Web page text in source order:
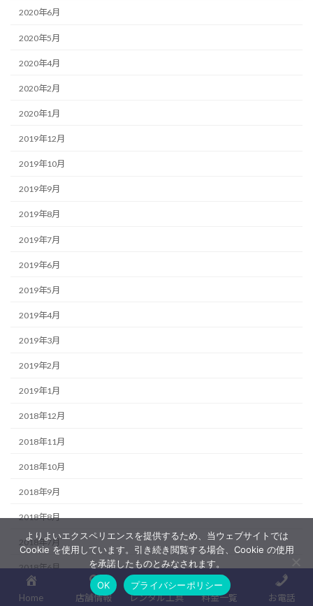
2020年6月
2020年5月
2020年4月
2020年2月
2020年1月
2019年12月
2019年10月
2019年9月
2019年8月
2019年7月
2019年6月
2019年5月
2019年4月
2019年3月
2019年2月
2019年1月
2018年12月
2018年11月
2018年10月
2018年9月
2018年8月
2018年7月
2018年6月
2018年5月
Home 店舗情報 レンタル工具 料金一覧 お電話
よりよいエクスペリエンスを提供するため、当ウェブサイトでは
Cookie を使用しています。引き続き閲覧する場合、Cookie の使用
を承諾したものとみなされます。
OK
プライバシーポリシー